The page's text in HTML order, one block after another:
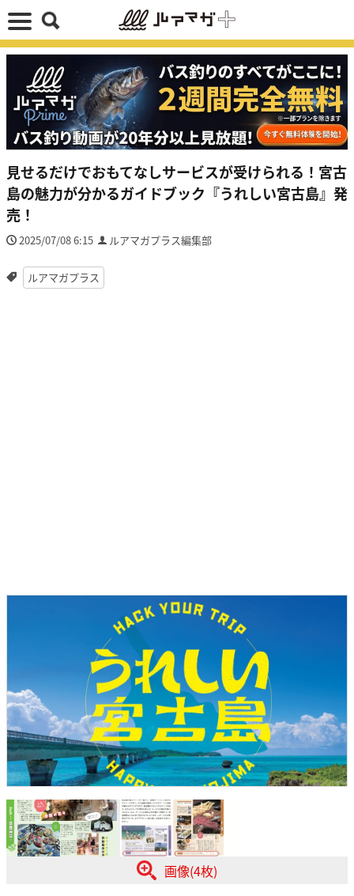
見せるだけでおもてなしサービスが受けられる！宮古
島の魅力が分かるガイドブック『うれしい宮古島』発
売！
2025/07/08 6:15 ルアマガプラス編集部
ルアマガプラス
画像(4枚)